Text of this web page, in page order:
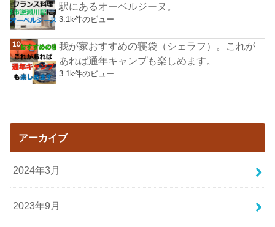
駅にあるオーベルジーヌ。
3.1k件のビュー
我が家おすすめの寝袋（シェラフ）。これが
あれば通年キャンプも楽しめます。
3.1k件のビュー
アーカイブ
2024年3月
2023年9月